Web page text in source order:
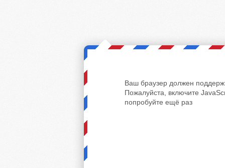
Ваш браузер должен
Пожалуйста, включите
попробуйте ещё раз